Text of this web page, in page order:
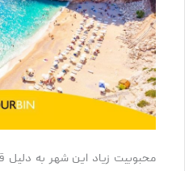
محبوبیت زیاد این شهر به دلیل